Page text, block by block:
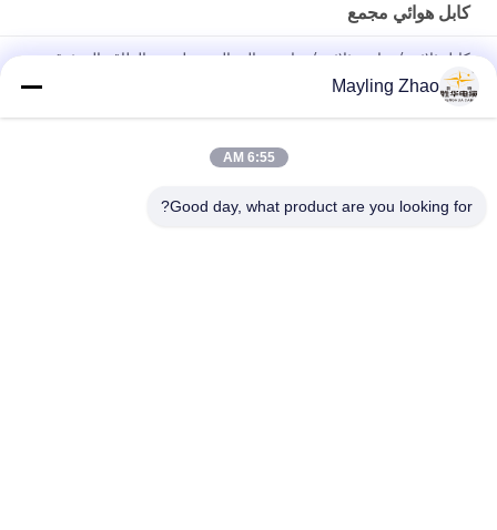
كابل هوائي مجمع
كابل ثلاثي / رباعي ثلاثي / رباعي عالي الجودة لتوزيع الطاقة الموثوق به
كابل لخطوط نقل الطاقة الجوية
كابل كهرباء شينغهوا كابل عازل Xlpe ، كابل كهرباء هوائي مع موصل
Mayling Zhao
6:55 AM
Good day, what product are you looking for?